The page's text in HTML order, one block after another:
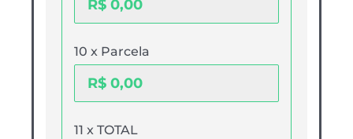
10 x Parcela
11 x TOTAL